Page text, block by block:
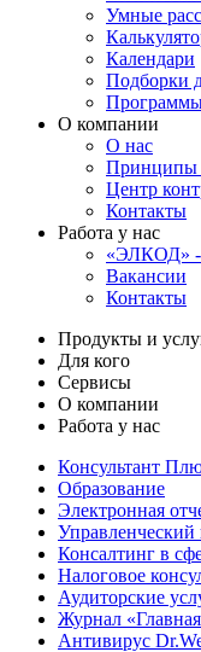
Умные
Календари
Подборки
О компании
О нас
Принципы
Центр
Контакты
Работа у нас
«ЭЛКОД» -
Вакансии
Контакты
Продукты и
Для кого
Сервисы
О компании
Работа у нас
Консультант
Образование
Электронная
Управленческий
Консалтинг в
Налоговое
Аудиторские
Журнал
Антивирус